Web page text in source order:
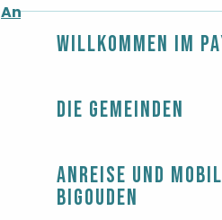
Willkommen im
Die Gemeinden
Anreise und
Bigouden
Anfahrt